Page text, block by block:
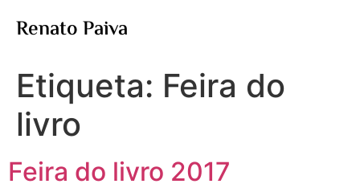
Renato Paiva
Etiqueta: Feira do
livro
Feira do livro 2017